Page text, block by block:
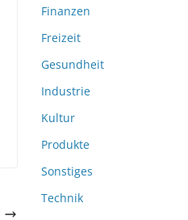
Finanzen
Freizeit
Gesundheit
Industrie
Kultur
Produkte
Sonstiges
Technik